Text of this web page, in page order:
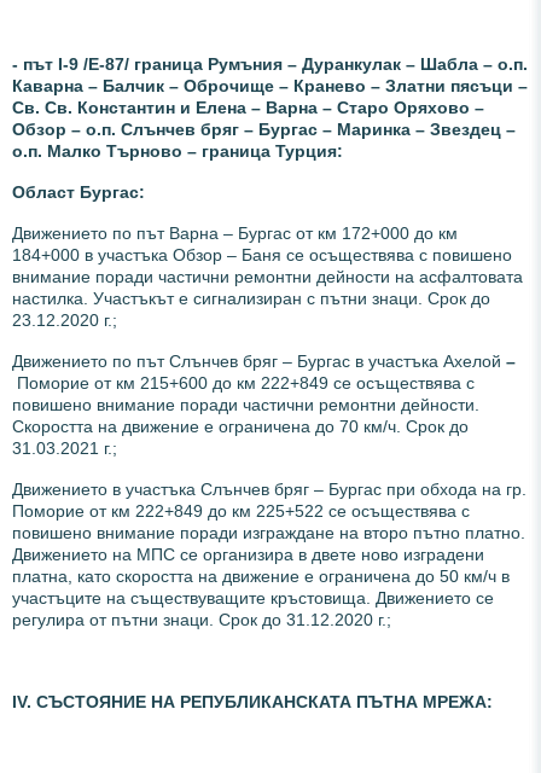
- път І-9 /Е-87/ граница Румъния – Дуранкулак – Шабла – о.п.
Каварна – Балчик – Оброчище – Кранево – Златни пясъци –
Св. Св. Константин и Елена – Варна – Старо Оряхово –
Обзор – о.п. Слънчев бряг – Бургас – Маринка – Звездец –
о.п. Малко Търново – граница Турция:
Област Бургас:
Движението по път Варна – Бургас от км 172+000 до км
184+000 в участъка Обзор – Баня се осъществява с повишено
внимание поради частични ремонтни дейности на асфалтовата
настилка. Участъкът е сигнализиран с пътни знаци. Срок до
23.12.2020 г.;
Движението по път Слънчев бряг – Бургас в участъка Ахелой –
Поморие от км 215+600 до км 222+849 се осъществява с
повишено внимание поради частични ремонтни дейности.
Скоростта на движение е ограничена до 70 км/ч. Срок до
31.03.2021 г.;
Движението в участъка Слънчев бряг – Бургас при обхода на гр.
Поморие от км 222+849 до км 225+522 се осъществява с
повишено внимание поради изграждане на второ пътно платно.
Движението на МПС се организира в двете ново изградени
платна, като скоростта на движение е ограничена до 50 км/ч в
участъците на съществуващите кръстовища. Движението се
регулира от пътни знаци. Срок до 31.12.2020 г.;
ІV. СЪСТОЯНИЕ НА РЕПУБЛИКАНСКАТА ПЪТНА МРЕЖА: